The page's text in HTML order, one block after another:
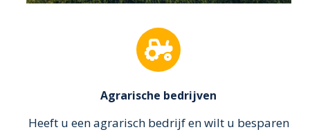
Agrarische bedrijven
Heeft u een agrarisch bedrijf en wilt u besparen